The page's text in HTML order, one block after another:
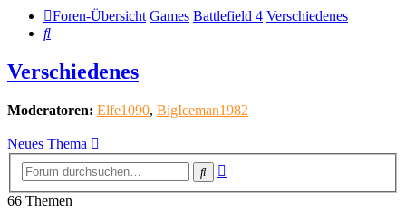
Foren-Übersicht Games Battlefield 4 Verschiedenes
Suche
Verschiedenes
Moderatoren: Elfe1090, BigIceman1982
Neues Thema
Suche
66 Themen